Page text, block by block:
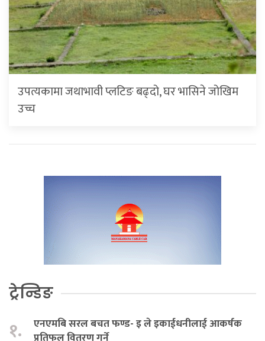
उपत्यकामा जथाभावी प्लटिङ बढ्दो, घर भासिने जोखिम
उच्च
ट्रेन्डिङ
१.
एनएमबि सरल बचत फण्ड- इ ले इकाईधनीलाई आकर्षक